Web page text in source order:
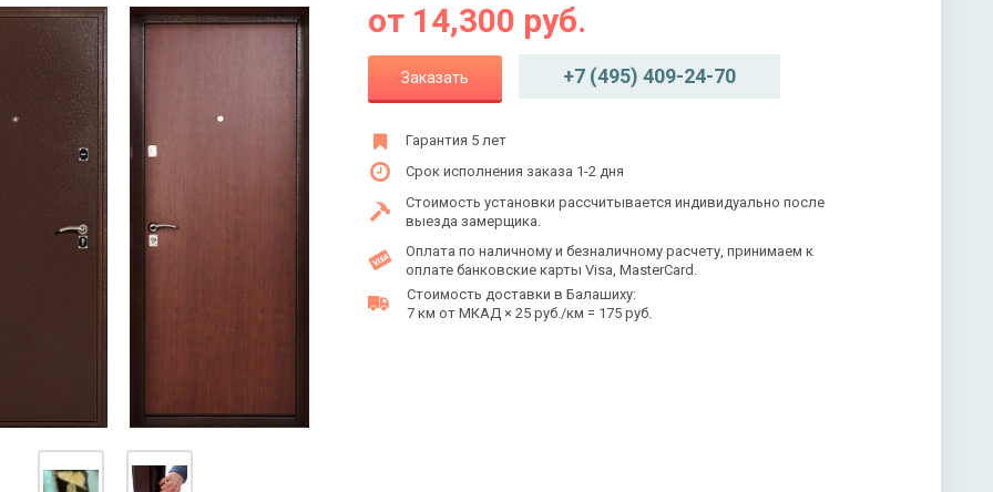
от 14,300 руб.
Заказать +7 (495) 409-24-70
Гарантия 5 лет
Срок исполнения заказа 1-2 дня
Стоимость установки рассчитывается индивидуально после
выезда замерщика.
Оплата по наличному и безналичному расчету, принимаем к
оплате банковские карты Visa, MasterCard.
Стоимость доставки в Балашиху:
7 км от МКАД × 25 руб./км = 175 руб.